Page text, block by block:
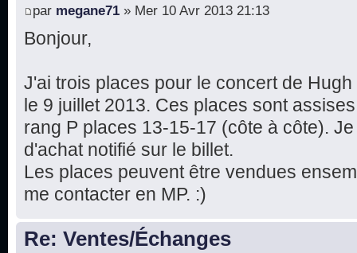
par megane71 » Mer 10 Avr 2013 21:13
Bonjour,
J'ai trois places pour le concert de
le 9 juillet 2013. Ces places sont
rang P places 13-15-17 (côte à côte).
d'achat notifié sur le billet.
Les places peuvent être vendues
me contacter en MP. :)
Re: Ventes/Échanges